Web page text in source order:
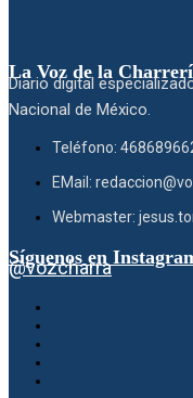
La Voz de la
Diario digital
Nacional de México.
Teléfono:
EMail:
Webmaster:
Síguenos en
@vozcharra